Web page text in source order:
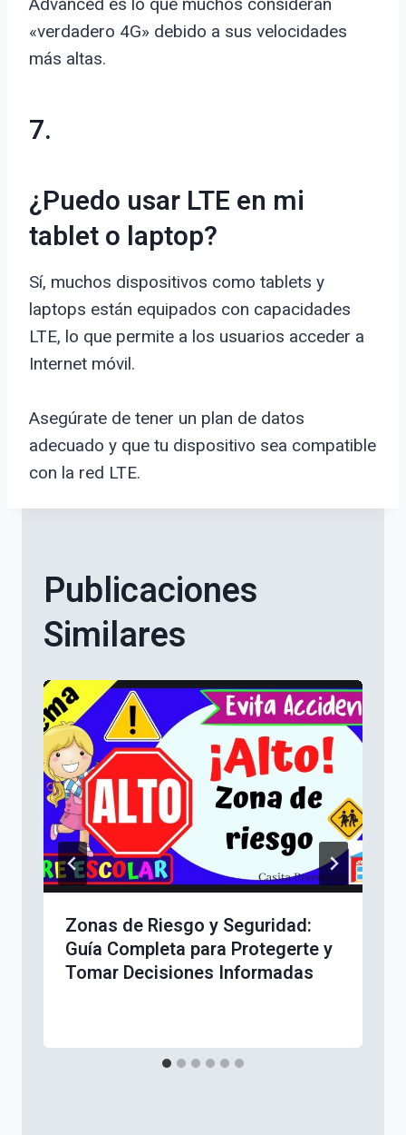
Advanced es lo que muchos consideran
«verdadero 4G» debido a sus velocidades
más altas.
7.
¿Puedo usar LTE en mi
tablet o laptop?
Sí, muchos dispositivos como tablets y
laptops están equipados con capacidades
LTE, lo que permite a los usuarios acceder a
Internet móvil.
Asegúrate de tener un plan de datos
adecuado y que tu dispositivo sea compatible
con la red LTE.
Publicaciones
Similares
Zonas de Riesgo y Seguridad:
Guía Completa para Protegerte y
Tomar Decisiones Informadas